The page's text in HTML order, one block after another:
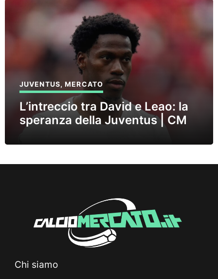
JUVENTUS,MERCATO
L’intreccio tra David e Leao: la
speranza della Juventus | CM
Chi siamo